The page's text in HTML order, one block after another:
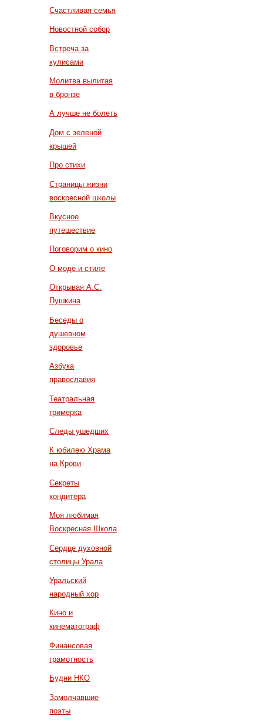
Счастливая семья
Новостной собор
Встреча за
кулисами
Молитва вылитая
в бронзе
А лучше не болеть
Дом с зеленой
крышей
Про стихи
Страницы жизни
воскресной школы
Вкусное
путешествие
Поговорим о кино
О моде и стиле
Открывая А.С.
Пушкина
Беседы о
душевном
здоровье
Азбука
православия
Театральная
гримерка
Следы ушедших
К юбилею Храма
на Крови
Секреты
кондитера
Моя любимая
Воскресная Школа
Сердце духовной
столицы Урала
Уральский
народный хор
Кино и
кинематограф
Финансовая
грамотность
Будни НКО
Замолчавшие
поэты